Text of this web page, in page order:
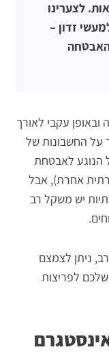
לצערינו
זדון –
ובאופן עקבי לאורך
על החשבונות של
הנוגע לאבטחת
אחרת), אבל
יש משקל רב
ניתן לצמצם
לפריצות